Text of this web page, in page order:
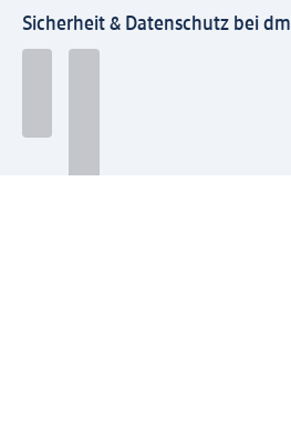
Sicherheit & Datenschutz bei dm